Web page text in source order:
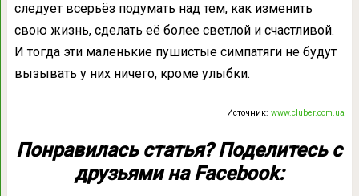
следует всерьёз подумать над тем, как изменить
свою жизнь, сделать её более светлой и счастливой.
И тогда эти маленькие пушистые симпатяги не будут
вызывать у них ничего, кроме улыбки.
Источник:www.cluber.com.ua
Понравилась статья? Поделитесь с
друзьями на Facebook: